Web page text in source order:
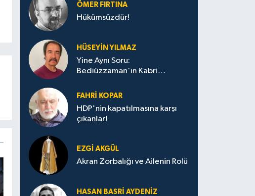
ÖMER FIRTINA
Hükümsüzdür!
HÜSEYIN YILMAZ
Yine Aynı Soru:
Bediüzzaman'ın Kabri
FAHRI KOPAR
HDP'nin kapatılmasına karşı
çıkanlar!
EZGI AKGÜL
Akran Zorbalığı ve Ailenin Rolü
HASAN BASRI AYDENIZ